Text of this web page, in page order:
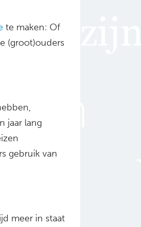
te maken: Of
(groot)ouders
jaar lang
gebruik van
meer in staat